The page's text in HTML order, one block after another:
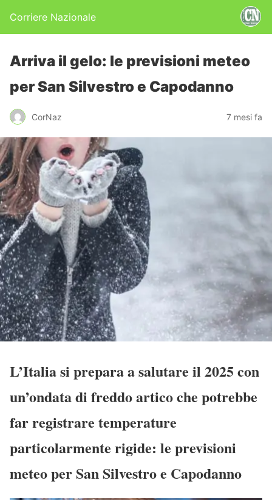
Corriere Nazionale
Arriva il gelo: le previsioni meteo
per San Silvestro e Capodanno
CorNaz 7 mesi fa
L’Italia si prepara a salutare il 2025 con
un’ondata di freddo artico che potrebbe
far registrare temperature
particolarmente rigide: le previsioni
meteo per San Silvestro e Capodanno